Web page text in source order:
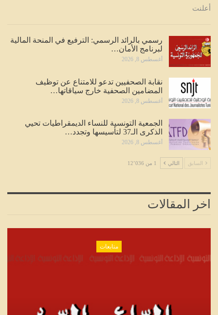
أعلنت
رسمي بالرائد الرسمي: الترفيع في المنحة المالية
لبرنامج الأمان…
أغسطس 8, 2026
نقابة الصحفيين تدعو للامتناع عن توظيف
المضامين الصحفية خارج سياقاتها…
أغسطس 8, 2026
الجمعية التونسية للنساء الديمقراطيات تحيي
الذكرى الـ37 لتأسيسها وتجدد…
أغسطس 8, 2026
السابق التالي 1 من 12٬036
اخر المقالات
متابعات